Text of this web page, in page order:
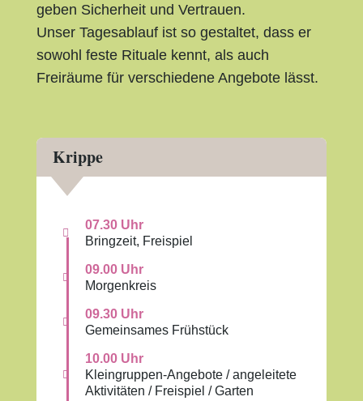
geben Sicherheit und Vertrauen.
Unser Tagesablauf ist so gestaltet, dass er
sowohl feste Rituale kennt, als auch
Freiräume für verschiedene Angebote lässt.
Krippe

07.30 Uhr
Bringzeit, Freispiel

09.00 Uhr
Morgenkreis

09.30 Uhr
Gemeinsames Frühstück

10.00 Uhr
Kleingruppen-Angebote / angeleitete
Aktivitäten / Freispiel / Garten